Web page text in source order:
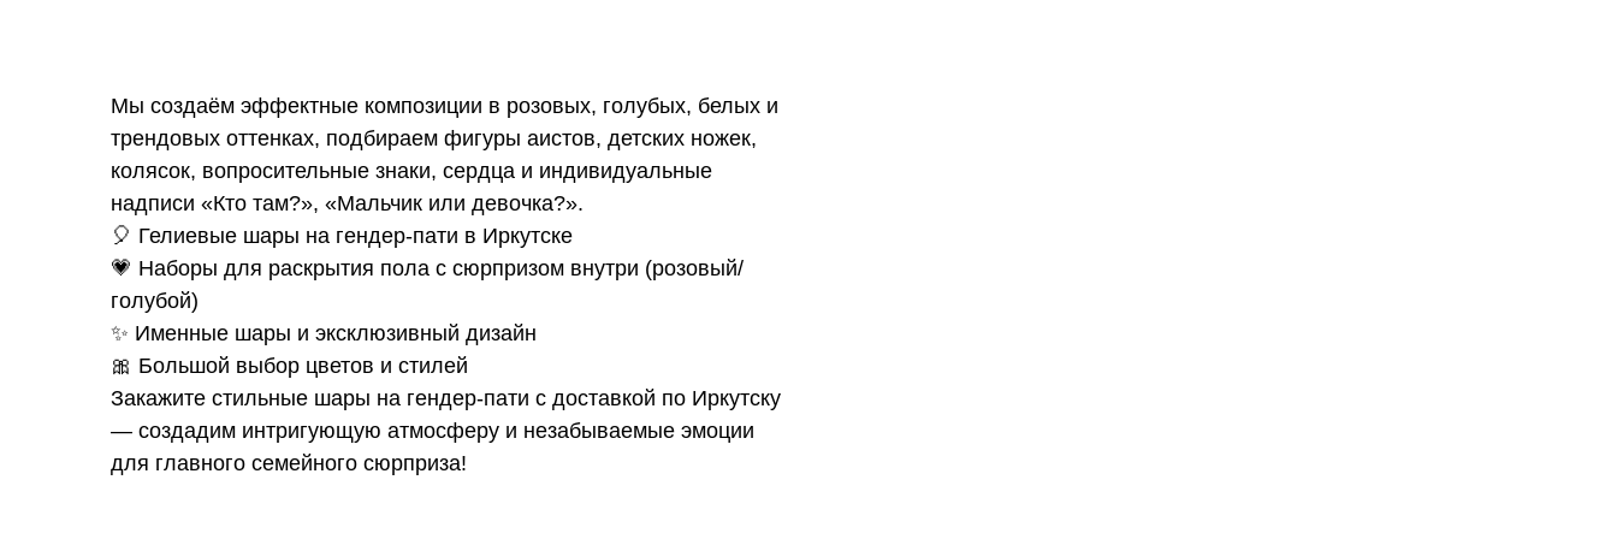
Мы создаём эффектные композиции в розовых, голубых, белых и
трендовых оттенках, подбираем фигуры аистов, детских ножек,
колясок, вопросительные знаки, сердца и индивидуальные
надписи «Кто там?», «Мальчик или девочка?».
🎈 Гелиевые шары на гендер-пати в Иркутске
💗 Наборы для раскрытия пола с сюрпризом внутри (розовый/
голубой)
✨ Именные шары и эксклюзивный дизайн
🎀 Большой выбор цветов и стилей
Закажите стильные шары на гендер-пати с доставкой по Иркутску
— создадим интригующую атмосферу и незабываемые эмоции
для главного семейного сюрприза!